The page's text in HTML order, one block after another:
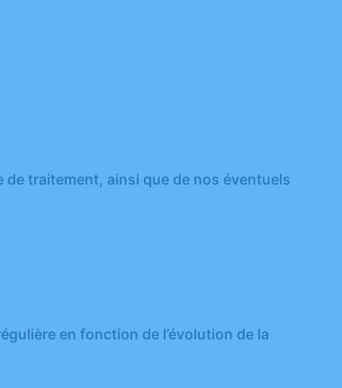
traitement, ainsi que de nos éventuels
en fonction de l’évolution de la